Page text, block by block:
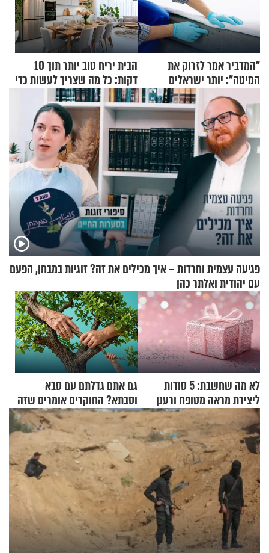
"המדביר אמר לזרוק את
המיטה": יותר ישראלים
מדווחים על מכת פשפשי
המיטה
הבית יריח טוב יותר תוך 10
דקות: כל מה שצריך לעשות כדי
לרענן את הבית
פגיעה עצמית וחרדות – איך מכילים את זה? זוגיות במבחן, הפעם
עם יהודית ואלתר כהן
לא מה שחשבת: 5 סודות
ליצירת מראה מטופח ורענן
גם אתם גדלתם עם סבא
וסבתא? החוקרים אומרים שזה
מתכון מנצח